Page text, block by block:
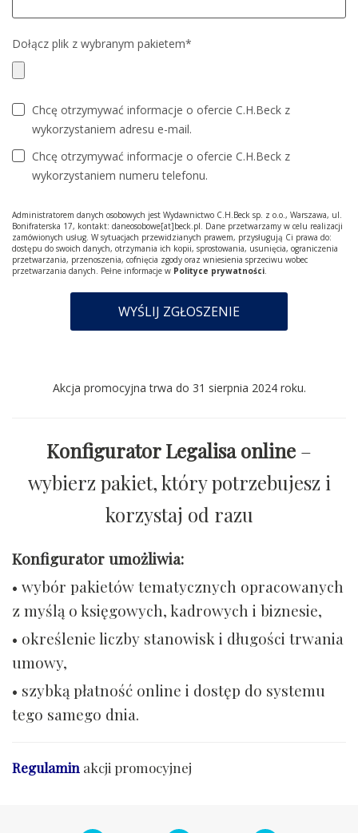
Dołącz plik z wybranym pakietem*
Chcę otrzymywać informacje o ofercie C.H.Beck z
wykorzystaniem adresu e-mail.
Chcę otrzymywać informacje o ofercie C.H.Beck z
wykorzystaniem numeru telefonu.
Administratorem danych osobowych jest Wydawnictwo C.H.Beck sp. z o.o., Warszawa, ul.
Bonifraterska 17, kontakt: daneosobowe[at]beck.pl. Dane przetwarzamy w celu realizacji
zamówionych usług. W sytuacjach przewidzianych prawem, przysługują Ci prawa do:
dostępu do swoich danych, otrzymania ich kopii, sprostowania, usunięcia, ograniczenia
przetwarzania, przenoszenia, cofnięcia zgody oraz wniesienia sprzeciwu wobec
przetwarzania danych. Pełne informacje w Polityce prywatności.
Akcja promocyjna trwa do 31 sierpnia 2024 roku.
Konfigurator Legalisa online –
wybierz pakiet, który potrzebujesz i
korzystaj od razu
Konfigurator umożliwia:
• wybór pakietów tematycznych opracowanych
z myślą o księgowych, kadrowych i biznesie,
• określenie liczby stanowisk i długości trwania
umowy,
• szybką płatność online i dostęp do systemu
tego samego dnia.
Regulamin akcji promocyjnej